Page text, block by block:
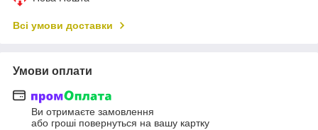
Всі умови доставки
Умови оплати
Ви отримаєте замовлення
або гроші повернуться на вашу картку